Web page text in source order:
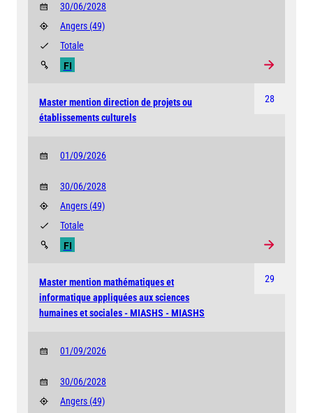
30/06/2028
Angers (49)
FI
Totale
28
Master mention direction de projets ou
établissements culturels
01/09/2026
30/06/2028
Angers (49)
FI
Totale
29
Master mention mathématiques et
informatique appliquées aux sciences
humaines et sociales - MIASHS - MIASHS
01/09/2026
30/06/2028
Angers (49)